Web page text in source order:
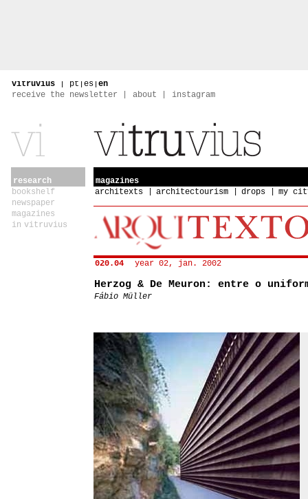
vitruvius | pt | es | en
receive the newsletter
about instagram
research
bookshelf
newspaper
magazines
in vitruvius
magazines
architexts
architectourism drops my
020.04 year 02, jan. 2002
Herzog & De Meuron: entre o
Fábio Müller